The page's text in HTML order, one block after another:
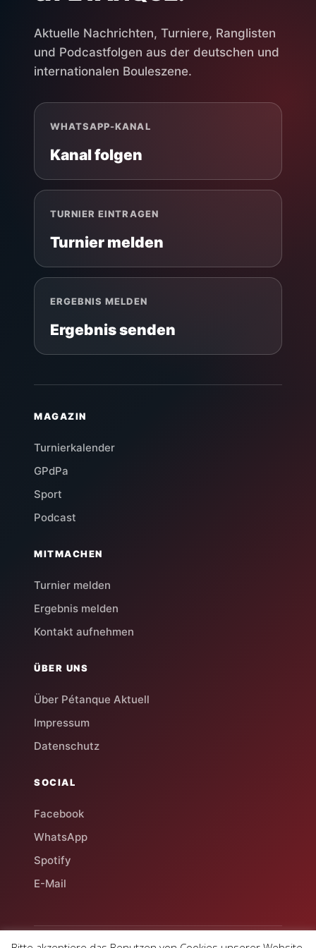
Aktuelle Nachrichten, Turniere, Ranglisten
und Podcastfolgen aus der deutschen und
internationalen Bouleszene.
WHATSAPP-KANAL
Kanal folgen
TURNIER EINTRAGEN
Turnier melden
ERGEBNIS MELDEN
Ergebnis senden
MAGAZIN
Turnierkalender
GPdPa
Sport
Podcast
MITMACHEN
Turnier melden
Ergebnis melden
Kontakt aufnehmen
ÜBER UNS
Über Pétanque Aktuell
Impressum
Datenschutz
SOCIAL
Facebook
WhatsApp
Spotify
E-Mail